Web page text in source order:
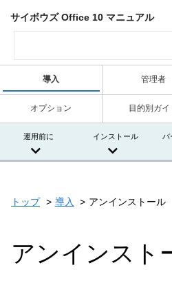
サイボウズ Office 10 マニュアル
導入 管理者
オプション 目的別ガイ
運用前に インストール バ
トップ 導入 アンインストール
アンインスト